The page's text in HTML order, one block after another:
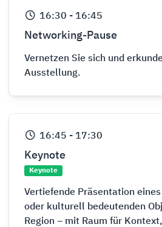
16:30 - 16:45
Networking-Pause
Vernetzen Sie sich und
Ausstellung.
16:45 - 17:30
Keynote
Keynote
Vertiefende Präsentation
oder kulturell bedeutenden
Region – mit Raum für